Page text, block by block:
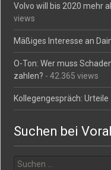
Volvo will bis 2020 mehr
views
Mäßiges Interesse an
O-Ton: Wer muss
zahlen? - 42.365 views
Kollegengespräch: Urteile
Suchen bei
nach: